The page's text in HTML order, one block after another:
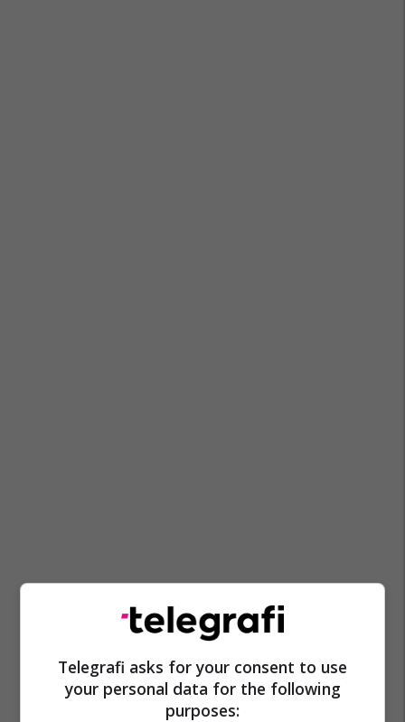
Telegrafi asks for your consent to use
your personal data for the following
purposes: